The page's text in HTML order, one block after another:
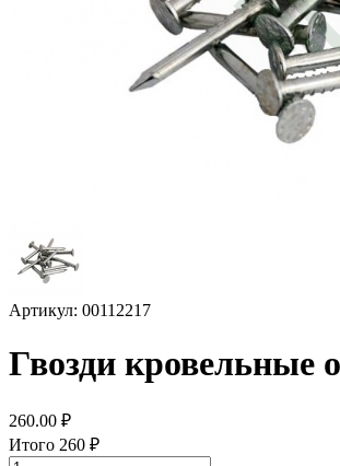
Артикул: 00112217
Гвозди кровельные
260.00 ₽
Итого 260 ₽